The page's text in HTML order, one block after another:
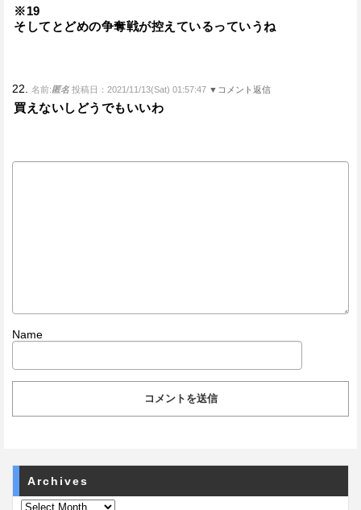
※19
そしてとどめの争奪戦が控えているっていうね
22. 名前:匿名 投稿日：2021/11/13(Sat) 01:57:47 ▼コメント返信
買えないしどうでもいいわ
Name
Archives